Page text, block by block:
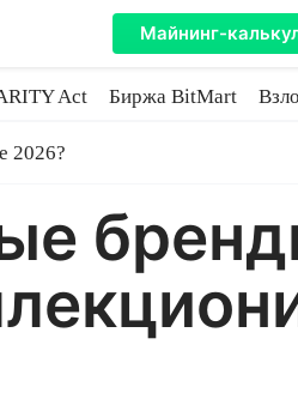
Майнинг-
Act Биржа BitMart
2026?